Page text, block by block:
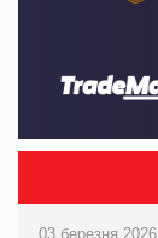
03 березня 2026